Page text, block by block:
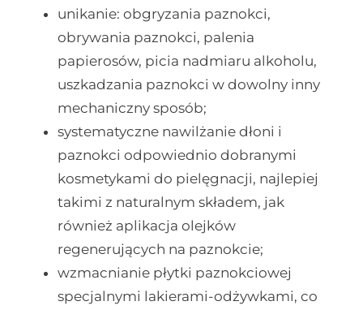
unikanie: obgryzania paznokci,
obrywania paznokci, palenia
papierosów, picia nadmiaru alkoholu,
uszkadzania paznokci w dowolny inny
mechaniczny sposób;
systematyczne nawilżanie dłoni i
paznokci odpowiednio dobranymi
kosmetykami do pielęgnacji, najlepiej
takimi z naturalnym składem, jak
również aplikacja olejków
regenerujących na paznokcie;
wzmacnianie płytki paznokciowej
specjalnymi lakierami-odżywkami, co